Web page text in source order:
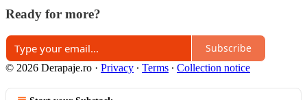
Ready for more?
Subscribe
© 2026 Derapaje.ro · Privacy ∙ Terms ∙ Collection notice